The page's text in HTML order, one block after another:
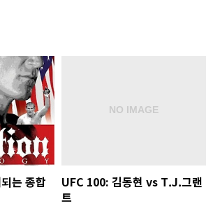
는 종합
UFC 100: 김동현 vs T.J.그랜
트